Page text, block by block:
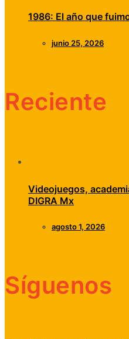
1986: El año que
junio 25, 2026
Reciente
Videojuegos,
DIGRA Mx
agosto 1, 2026
Síguenos